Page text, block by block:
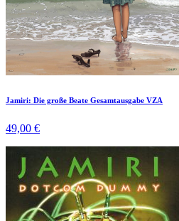
Jamiri: Die große Beate Gesamtausgabe VZA
49,00 €